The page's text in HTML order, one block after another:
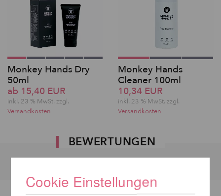
Monkey Hands Dry
50ml
ab 15,40 EUR
inkl. 23 % MwSt. zzgl.
Versandkosten
Monkey Hands
Cleaner 100ml
10,34 EUR
inkl. 23 % MwSt. zzgl.
Versandkosten
BEWERTUNGEN
Cookie Einstellungen